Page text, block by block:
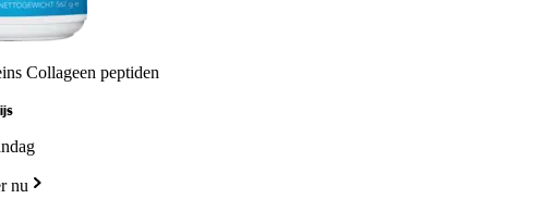
Collageen peptiden
nu